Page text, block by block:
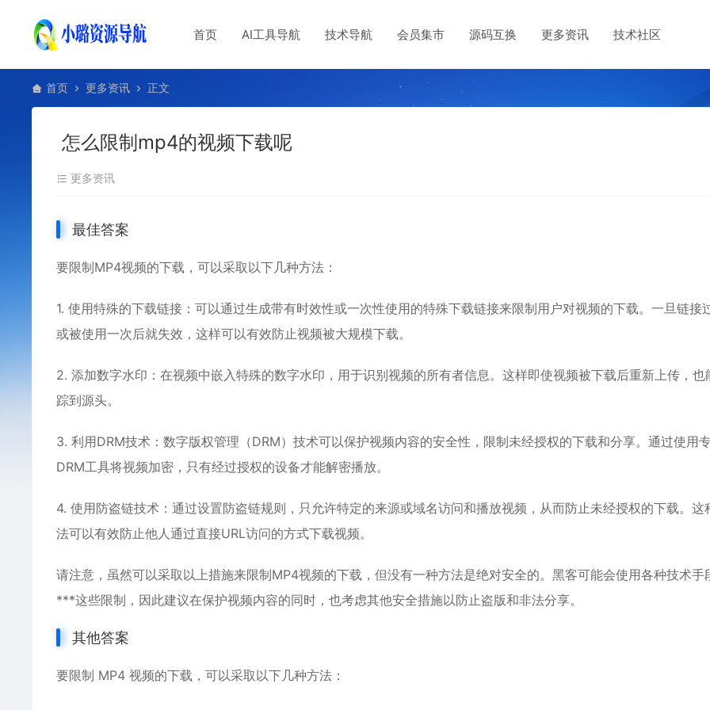
首页 AI工具导航 技术导航 会员集市 源码互换 更多资讯 技术社区
首页 更多资讯 正文
怎么限制mp4的视频下载呢
更多资讯
最佳答案
要限制MP4视频的下载，可以采取以下几种方法：
1. 使用特殊的下载链接：可以通过生成带有时效性或一次性使用的特殊下载链接来限制用户对视频的下载。一旦链接
或被使用一次后就失效，这样可以有效防止视频被大规模下载。
2. 添加数字水印：在视频中嵌入特殊的数字水印，用于识别视频的所有者信息。这样即使视频被下载后重新上传，也
踪到源头。
3. 利用DRM技术：数字版权管理（DRM）技术可以保护视频内容的安全性，限制未经授权的下载和分享。通过使用
DRM工具将视频加密，只有经过授权的设备才能解密播放。
4. 使用防盗链技术：通过设置防盗链规则，只允许特定的来源或域名访问和播放视频，从而防止未经授权的下载。这
法可以有效防止他人通过直接URL访问的方式下载视频。
请注意，虽然可以采取以上措施来限制MP4视频的下载，但没有一种方法是绝对安全的。黑客可能会使用各种技术手
***这些限制，因此建议在保护视频内容的同时，也考虑其他安全措施以防止盗版和非法分享。
其他答案
要限制 MP4 视频的下载，可以采取以下几种方法：